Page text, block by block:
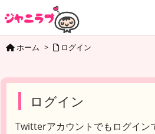
ホーム > ログイン
ログイン
Twitterアカウントでもログイン